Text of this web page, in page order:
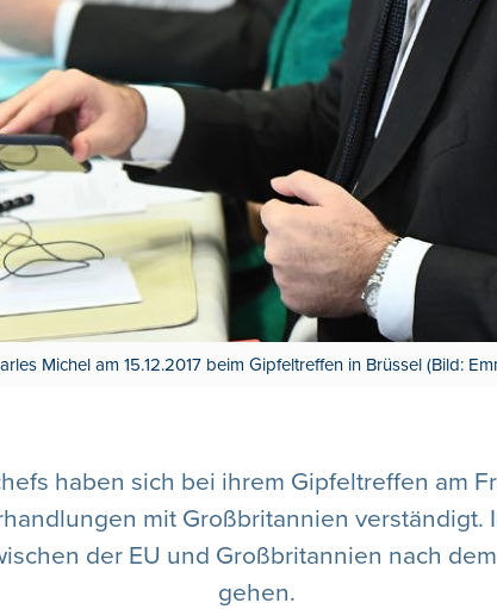
Michel am 15.12.2017 beim Gipfeltreffen in Brüssel (Bild:
haben sich bei ihrem Gipfeltreffen am
mit Großbritannien verständigt.
der EU und Großbritannien nach
gehen.